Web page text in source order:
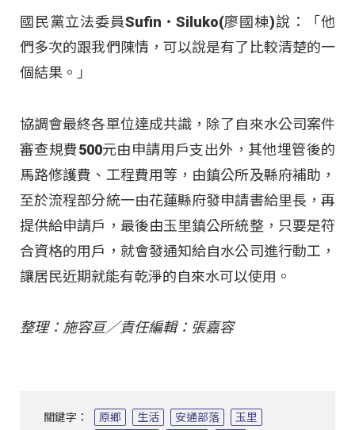
國民黨立法委員Sufin‧Siluko(廖國棟)說：「他
們多次的跟我們陳情，可以說是有了比較清楚的一
個結果。」
協調會最終各單位達成共識，除了自來水公司案件
審查規費500元由申請用戶支出外，其他埋管後的
馬路修護費、工程費用等，由鎮公所及縣府補助，
至於流程部分統一由花蓮縣府發申請書給里長，再
提供給申請戶，最後由玉里鎮公所統整，只要是符
合資格的用戶，就會發通知給自水公司進行動工，
讓居民近期就能有乾淨的自來水可以使用。
整理：施容亘／責任編輯：張嘉容
關鍵字： 原鄉 生活 安通部落
玉里